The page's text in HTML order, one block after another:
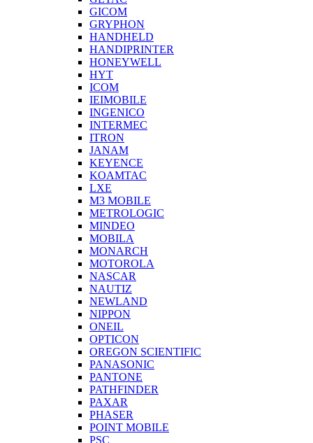
GICOM
GRYPHON
HANDHELD
HANDIPRINTER
HONEYWELL
HYT
ICOM
IEIMOBILE
INGENICO
INTERMEC
ITRON
JANAM
KEYENCE
KOAMTAC
LXE
M3 MOBILE
METROLOGIC
MINDEO
MOBILA
MONARCH
MOTOROLA
NASCAR
NAUTIZ
NEWLAND
NIPPON
ONEIL
OPTICON
OREGON SCIENTIFIC
PANASONIC
PANTONE
PATHFINDER
PAXAR
PHASER
POINT MOBILE
PSC